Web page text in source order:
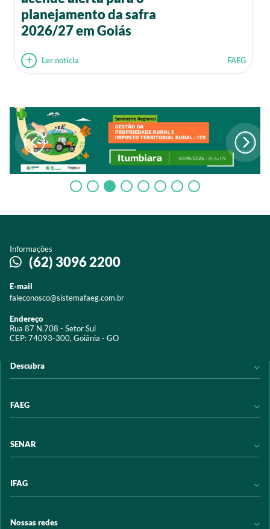
planejamento da safra
2026/27 em Goiás
Ler notícia FAEG
Informações
(62) 3096 2200
E-mail
faleconosco@sistemafaeg.com.br
Endereço
Rua 87 N.708 - Setor Sul
CEP: 74093-300, Goiânia - GO
Descubra
Acervo digital
Programas e Serviços
Trabalhe conosco
FAEG
Transparência
SENAR
Transparência
IFAG
Nossas redes